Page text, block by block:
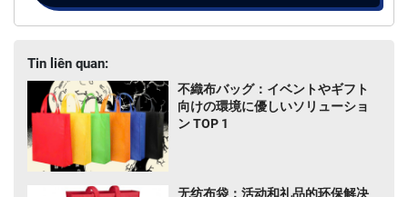
Tin liên quan:
不織布バッグ：イベントやギフト
向けの環境に優しいソリューショ
ン TOP 1
无纺布袋：活动和礼品的环保解决